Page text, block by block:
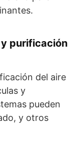
purificación
del aire
y
pueden
y otros